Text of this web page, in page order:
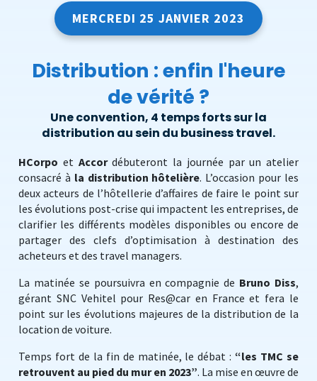
MERCREDI 25 JANVIER 2023
Distribution : enfin l'heure
de vérité ?
Une convention, 4 temps forts sur la
distribution au sein du business travel.
HCorpo et Accordébuteront la journée par un atelier
consacré à la distribution hôtelière. L’occasion pour les
deux acteurs de l’hôtellerie d’affaires de faire le point sur
les évolutions post-crise qui impactent les entreprises, de
clarifier les différents modèles disponibles ou encore de
partager des clefs d’optimisation à destination des
acheteurs et des travel managers.
La matinée se poursuivra en compagnie de Bruno Diss,
gérant SNC Vehitel pour Res@car en France et fera le
point sur les évolutions majeures de la distribution de la
location de voiture.
Temps fort de la fin de matinée, le débat : “les TMC se
retrouvent au pied du mur en 2023”. La mise en œuvre de